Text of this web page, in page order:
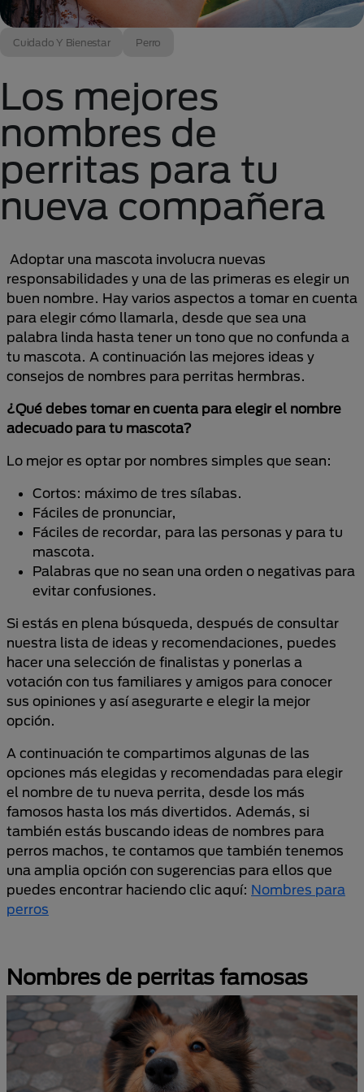
Cuidado Y Bienestar Perro
Los mejores
nombres de
perritas para tu
nueva compañera
Adoptar una mascota involucra nuevas
responsabilidades y una de las primeras es elegir un
buen nombre. Hay varios aspectos a tomar en cuenta
para elegir cómo llamarla, desde que sea una
palabra linda hasta tener un tono que no confunda a
tu mascota. A continuación las mejores ideas y
consejos de nombres para perritas hermbras.
¿Qué debes tomar en cuenta para elegir el nombre
adecuado para tu mascota?
Lo mejor es optar por nombres simples que sean:
Cortos: máximo de tres sílabas.
Fáciles de pronunciar,
Fáciles de recordar, para las personas y para tu
mascota.
Palabras que no sean una orden o negativas para
evitar confusiones.
Si estás en plena búsqueda, después de consultar
nuestra lista de ideas y recomendaciones, puedes
hacer una selección de finalistas y ponerlas a
votación con tus familiares y amigos para conocer
sus opiniones y así asegurarte e elegir la mejor
opción.
A continuación te compartimos algunas de las
opciones más elegidas y recomendadas para elegir
el nombre de tu nueva perrita, desde los más
famosos hasta los más divertidos. Además, si
también estás buscando ideas de nombres para
perros machos, te contamos que también tenemos
una amplia opción con sugerencias para ellos que
puedes encontrar haciendo clic aquí: Nombres para
perros
Nombres de perritas famosas